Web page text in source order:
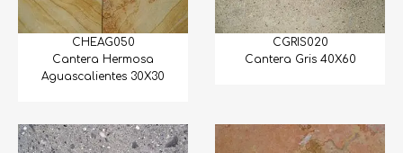
Piedra Medallon
Piedra Recinto
Piedra Tezontle
CHEAG050
Cantera Hermosa
Aguascalientes 30X30
CGRIS020
Cantera Gris 40X60